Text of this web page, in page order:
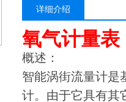
详细介绍
氧气计量表
概述：
智能涡街流量计是
计。由于它具有其